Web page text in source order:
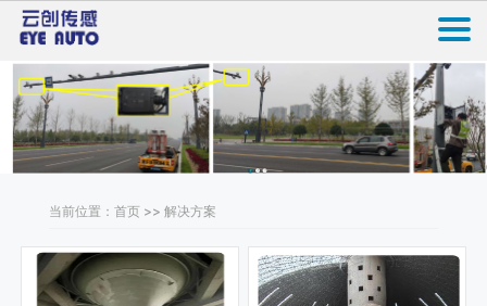
当前位置：首页 >> 解决方案